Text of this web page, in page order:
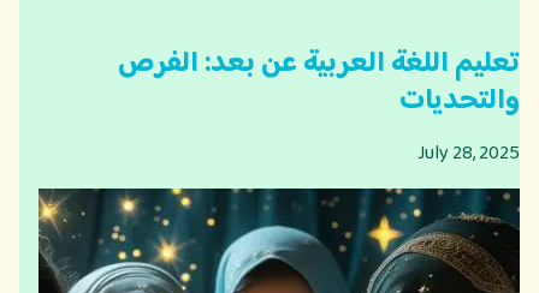
تعليم اللغة العربية عن بعد: الفرص
والتحديات
July 28, 2025